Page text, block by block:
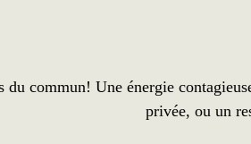
du commun! Une énergie
privée, ou un